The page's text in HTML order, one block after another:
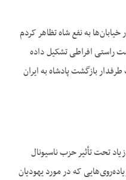
کردم در خیابان‌ها به نفع شاه تظاهر کردم
راستی افراطی تشکیل داده
بازگشت پادشاه به ایران
تحت تأثیر حزب ناسیونال
که در مورد یهودیان